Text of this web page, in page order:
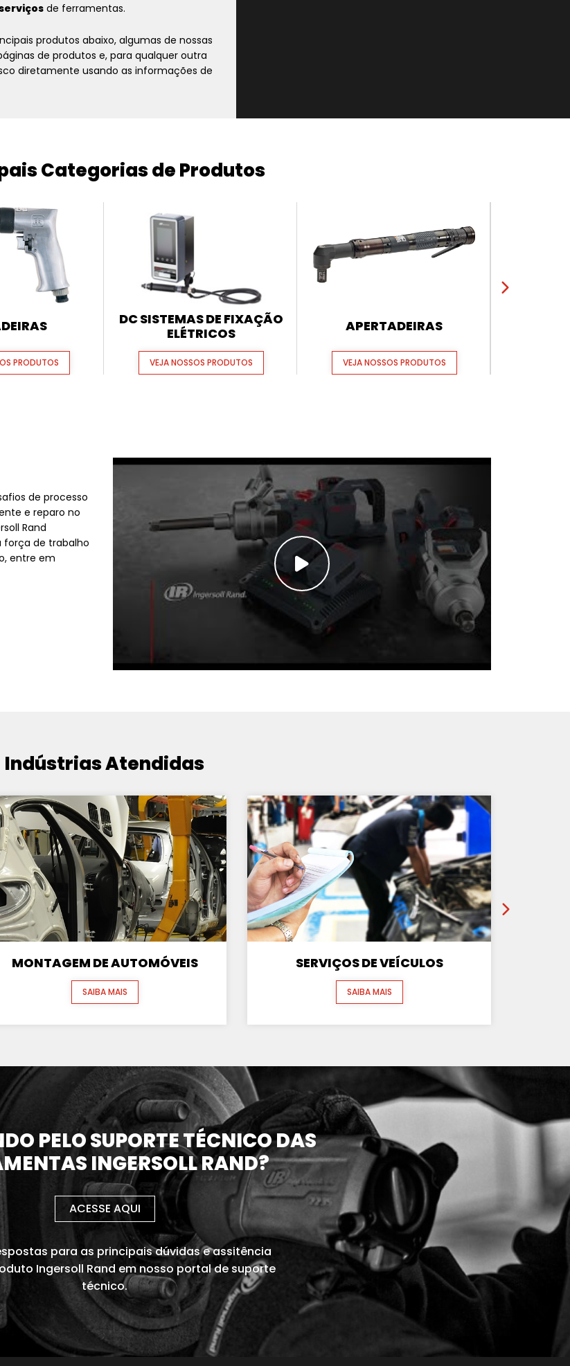
de ferramentas.
produtos abaixo, algumas de nossas
de produtos e, para qualquer outra
diretamente usando as informações de
Categorias de Produtos
PRODUTOS
DC SISTEMAS DE FIXAÇÃO
ELÉTRICOS
VEJA NOSSOS PRODUTOS
APERTADEIRAS
VEJA NOSSOS PRODUTOS
de processo
e reparo no
Rand
força de trabalho
entre em
Indústrias Atendidas
MONTAGEM DE AUTOMÓVEIS
SAIBA MAIS
SERVIÇOS DE VEÍCULOS
SAIBA MAIS
PELO SUPORTE TÉCNICO DAS
INGERSOLL RAND?
ACESSE AQUI
para as principais dúvidas e assitência
Ingersoll Rand em nosso portal de suporte
técnico.